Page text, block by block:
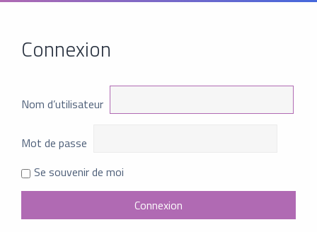
Connexion
Nom d’utilisateur
Mot de passe
Se souvenir de moi